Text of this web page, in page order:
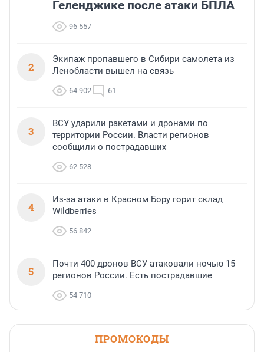
Геленджике после атаки БПЛА
96 557
2
Экипаж пропавшего в Сибири самолета из
Ленобласти вышел на связь
64 902 61
3
ВСУ ударили ракетами и дронами по
территории России. Власти регионов
сообщили о пострадавших
62 528
4
Из-за атаки в Красном Бору горит склад
Wildberries
56 842
5
Почти 400 дронов ВСУ атаковали ночью 15
регионов России. Есть пострадавшие
54 710
ПРОМОКОДЫ